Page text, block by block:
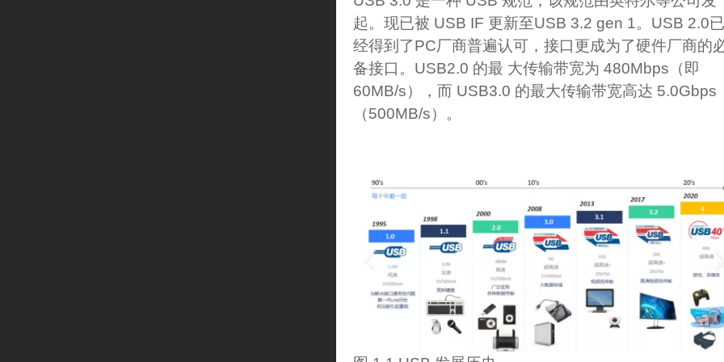
起。现已被 USB IF 更新至USB 3.2 gen 1。USB 2.0已
经得到了PC厂商普遍认可，接口更成为了硬件厂商的
备接口。USB2.0 的最 大传输带宽为 480Mbps（即
60MB/s），而 USB3.0 的最大传输带宽高达 5.0Gbps
（500MB/s）。